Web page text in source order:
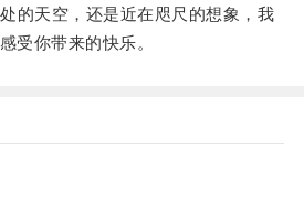
天空，还是近在咫尺的想象，我
受你带来的快乐。